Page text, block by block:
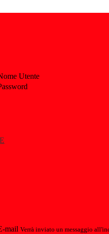
Utente
mail Verrà inviato un messaggio